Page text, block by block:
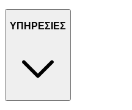
ΥΠΗΡΕΣΙΕΣ